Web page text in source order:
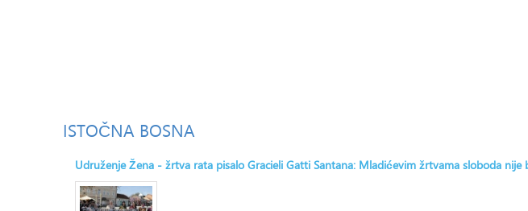
ISTOČNA BOSNA
Udruženje Žena - žrtva rata pisalo Gracieli Gatti Santana: Mladićevim žrtvama sloboda nije